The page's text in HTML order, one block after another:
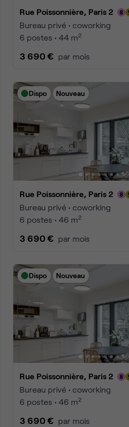
Rue Poissonnière, Paris 2
Bureau privé • coworking
6 postes • 44 m2
3 690 € par mois
Dispo Nouveau
Rue Poissonnière, Paris 2
Bureau privé • coworking
6 postes • 46 m2
3 690 € par mois
Dispo Nouveau
Rue Poissonnière, Paris 2
Bureau privé • coworking
6 postes • 46 m2
3 690 € par mois